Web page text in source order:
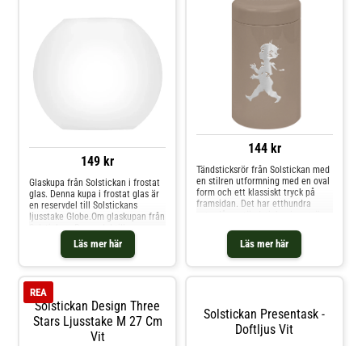
149 kr
Läs mer här
Glaskupa från Solstickan i frostat
glas. Denna kupa i frostat glas är
en reservdel till Solstickans
ljusstake Globe.Om glaskupan från
Solstickans ljuslykta Globe.-
Diameter: 10 cm. Shoppa
Tillbehör ljusstakar & ljuslyktor
hos Royal Design.
144 kr
Läs mer här
Tändsticksrör från Solstickan med
en stilren utformning med en oval
form och ett klassiskt tryck på
framsidan. Det har etthundra
tändsticksröret från Solstickan-
Solstickan uppskattas för den
unika designen.- Solstickan är
Tillbehör ljusstakar & ljuslyktor
och mer Ljusstakar & Ljuslyktor
hos Royal Design.
Solstickan Design Three
Stars Ljusstake M 27 Cm
Vit
REA
Solstickan Presentask -
Doftljus Vit